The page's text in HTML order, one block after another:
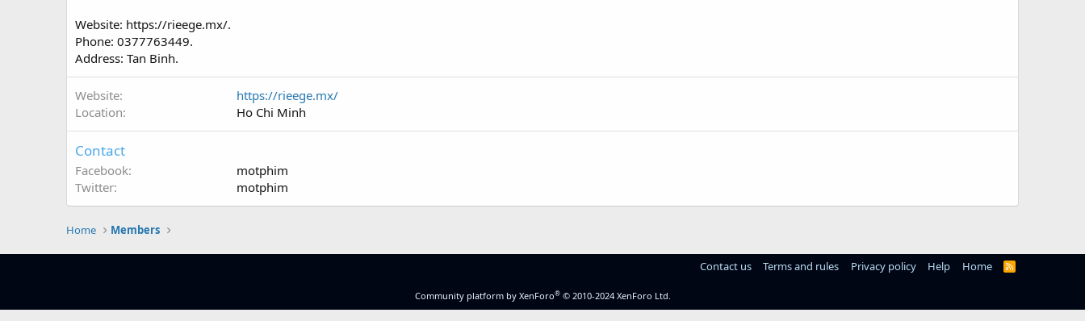
Website: https://rieege.mx/.
Phone: 0377763449.
Address: Tan Binh.
Website
https://rieege.mx/
Location
Ho Chi Minh
Contact
Facebook
motphim
Twitter
motphim
Home Members
Contact us Terms and rules Privacy policy Help Home
R
Community platform by XenForo® © 2010-2024 XenForo Ltd.